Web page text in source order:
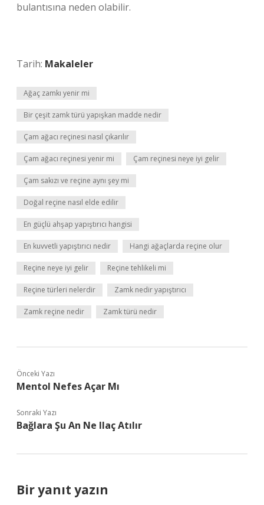
bulantısına neden olabilir.
Tarih: Makaleler
Ağaç zamkı yenir mi
Bir çeşit zamk türü yapışkan madde nedir
Çam ağacı reçinesi nasıl çıkarılır
Çam ağacı reçinesi yenir mi Çam reçinesi neye iyi gelir
Çam sakızı ve reçine aynı şey mi
Doğal reçine nasıl elde edilir
En güçlü ahşap yapıştırıcı hangisi
En kuvvetli yapıştırıcı nedir Hangi ağaçlarda reçine olur
Reçine neye iyi gelir Reçine tehlikeli mi
Reçine türleri nelerdir Zamk nedir yapıştırıcı
Zamk reçine nedir Zamk türü nedir
Önceki Yazı
Mentol Nefes Açar Mı
Sonraki Yazı
Bağlara Şu An Ne Ilaç Atılır
Bir yanıt yazın